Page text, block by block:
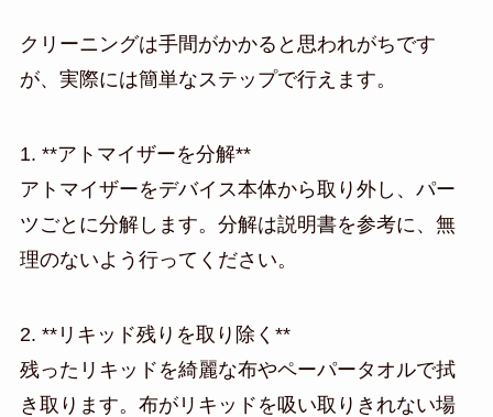
クリーニングは手間がかかると思われがちです
が、実際には簡単なステップで行えます。
1. **アトマイザーを分解**
アトマイザーをデバイス本体から取り外し、パー
ツごとに分解します。分解は説明書を参考に、無
理のないよう行ってください。
2. **リキッド残りを取り除く**
残ったリキッドを綺麗な布やペーパータオルで拭
き取ります。布がリキッドを吸い取りきれない場